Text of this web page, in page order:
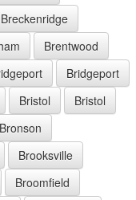
Breckenridge
Brentwood
Bridgeport
Bristol
Bristol
Bronson
Brooksville
Broomfield